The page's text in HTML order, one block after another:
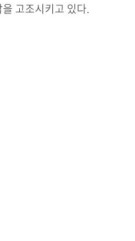
고조시키고 있다.